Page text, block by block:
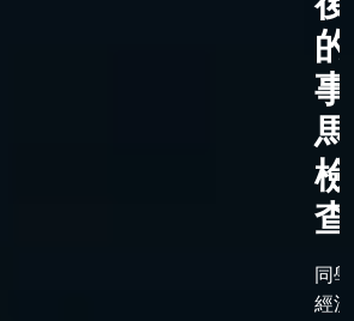
的
檢
同
經